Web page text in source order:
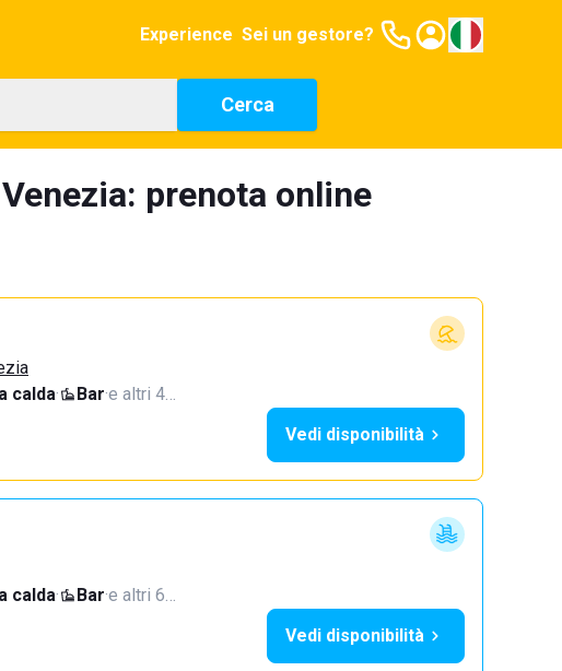
Experience Sei un gestore?
Cerca
prenota online
calda· Bar·e altri 4…
Vedi disponibilità
calda· Bar·e altri 6…
Vedi disponibilità